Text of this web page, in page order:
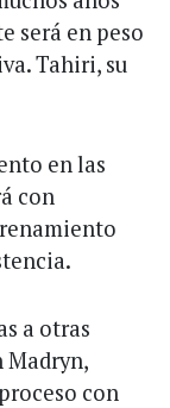
será en peso
Tahiri, su
en las
con
a otras
Madryn,
con